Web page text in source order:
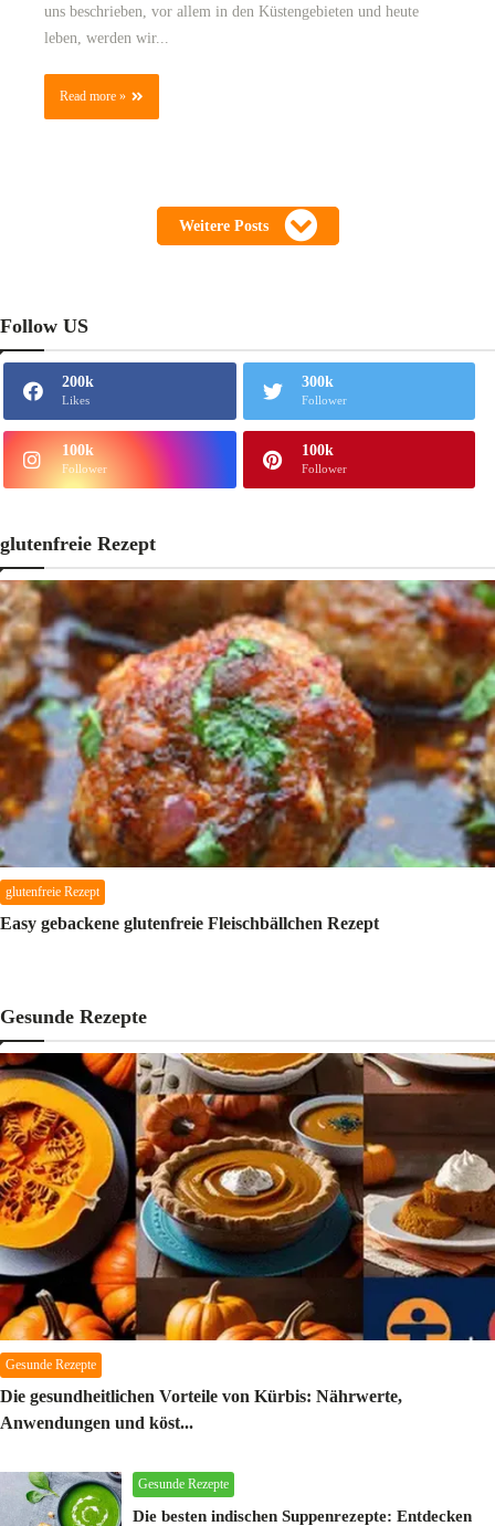
uns beschrieben, vor allem in den Küstengebieten und heute
leben, werden wir...
Read more »
Weitere Posts
Follow US
200k
Likes
300k
Follower
100k
Follower
100k
Follower
glutenfreie Rezept
glutenfreie Rezept
Easy gebackene glutenfreie Fleischbällchen Rezept
Gesunde Rezepte
Gesunde Rezepte
Die gesundheitlichen Vorteile von Kürbis: Nährwerte,
Anwendungen und köst...
Gesunde Rezepte
Die besten indischen Suppenrezepte: Entdecken